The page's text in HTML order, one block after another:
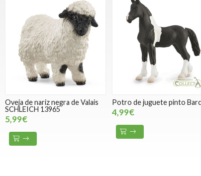
Oveja de nariz negra de Valais
SCHLEICH 13965
5,99€
Potro de juguete pinto
4,99€